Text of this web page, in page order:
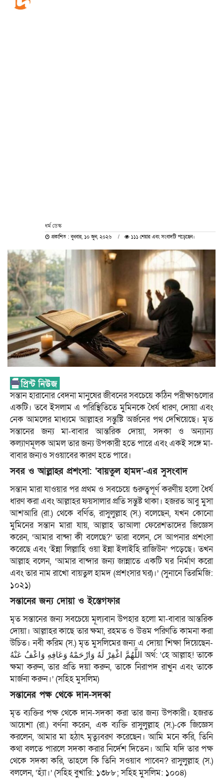
ধর্ম ডেস্ক
প্রকাশিত : বুধবার, ১০ জুন, ২০২৬ ১১১ শেয়ার এবং সংবাদটি পড়েছেন।
সন্তান হারানোর বেদনা মানুষের জীবনের সবচেয়ে কঠিন পরীক্ষাগুলোর
একটি। তবে ইসলাম এ পরিস্থিতিতে মুমিনকে ধৈর্য ধারণ, দোয়া এবং
নেক আমলের মাধ্যমে আল্লাহর সন্তুষ্টি অর্জনের পথ দেখিয়েছে। মৃত
সন্তানের জন্য মা-বাবার আন্তরিক দোয়া, সদকা ও অন্যান্য
কল্যাণমূলক আমল তার জন্য উপকারী হতে পারে এবং একই সঙ্গে মা-
বাবার জন্যও সওয়াবের কারণ হতে পারে।
সবর ও আল্লাহর প্রশংসা: ‘বায়তুল হামদ’-এর সুসংবাদ
সন্তান মারা যাওয়ার পর প্রথম ও সবচেয়ে গুরুত্বপূর্ণ করণীয় হলো ধৈর্য
ধারণ করা এবং আল্লাহর ফয়সালার প্রতি সন্তুষ্ট থাকা। হজরত আবু মুসা
আশআরি (রা.) থেকে বর্ণিত, রাসুলুল্লাহ (স.) বলেছেন, যখন কোনো
মুমিনের সন্তান মারা যায়, আল্লাহ তাআলা ফেরেশতাদের জিজ্ঞেস
করেন, ‘আমার বান্দা কী বলেছে?’ তারা বলেন, সে আপনার প্রশংসা
করেছে এবং ‘ইন্না লিল্লাহি ওয়া ইন্না ইলাইহি রাজিউন’ পড়েছে। তখন
আল্লাহ বলেন, ‘আমার বান্দার জন্য জান্নাতে একটি ঘর নির্মাণ করো
এবং তার নাম রাখো বায়তুল হামদ (প্রশংসার ঘর)।’ (সুনানে তিরমিজি:
১০২১)
সন্তানের জন্য দোয়া ও ইস্তেগফার
মৃত সন্তানের জন্য সবচেয়ে মূল্যবান উপহার হলো মা-বাবার আন্তরিক
দোয়া। আল্লাহর কাছে তার ক্ষমা, রহমত ও উত্তম পরিণতি কামনা করা
উচিত। নবী করিম (স.) মৃত মুসলিমের জন্য এ দোয়া শিক্ষা দিয়েছেন-
اللَّهُمَّ اغْفِرْ لَهُ وَارْحَمْهُ وَعَافِهِ وَاعْفُ عَنْهُ অর্থ: ‘হে আল্লাহ! তাকে
ক্ষমা করুন, তার প্রতি দয়া করুন, তাকে নিরাপদ রাখুন এবং তাকে
মার্জনা করুন।’ (সহিহ মুসলিম)
সন্তানের পক্ষ থেকে দান-সদকা
মৃত ব্যক্তির পক্ষ থেকে দান-সদকা করা তার জন্য উপকারী। হজরত
আয়েশা (রা.) বর্ণনা করেন, এক ব্যক্তি রাসুলুল্লাহ (স.)-কে জিজ্ঞেস
করলেন, আমার মা হঠাৎ মৃত্যুবরণ করেছেন। আমি মনে করি, তিনি
কথা বলতে পারলে সদকা করার নির্দেশ দিতেন। আমি যদি তার পক্ষ
থেকে সদকা করি, তাহলে কি তিনি সওয়াব পাবেন? রাসুলুল্লাহ (স.)
বললেন, ‘হ্যাঁ।’ (সহিহ বুখারি: ১৩৮৮; সহিহ মুসলিম: ১০০৪)